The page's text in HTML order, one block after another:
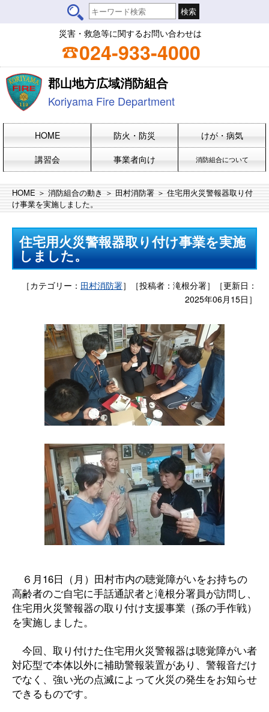
災害・救急等に関するお問い合わせは
024-933-4000
郡山地方広域消防組合
Koriyama Fire Department
HOME 防火・防災
けが・病気
講習会
事業者向け 消防組合について
HOME ＞ 消防組合の動き ＞ 田村消防署 ＞ 住宅用火災警報器取り付
け事業を実施しました。
住宅用火災警報器取り付け事業を実施
しました。
［カテゴリー： 田村消防署］［投稿者：滝根分署］［更新日：
2025年06月15日］
６月16日（月）田村市内の聴覚障がいをお持ちの
高齢者のご自宅に手話通訳者と滝根分署員が訪問し、
住宅用火災警報器の取り付け支援事業（孫の手作戦）
を実施しました。
今回、取り付けた住宅用火災警報器は聴覚障がい者
対応型で本体以外に補助警報装置があり、警報音だけ
でなく、強い光の点滅によって火災の発生をお知らせ
できるものです。